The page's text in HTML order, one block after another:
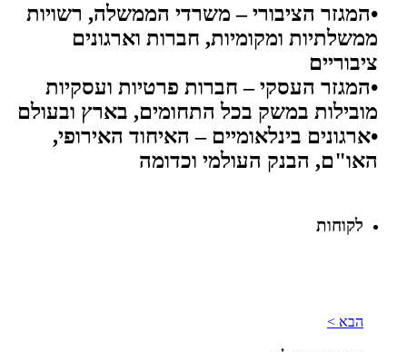
•המגזר הציבורי – משרדי הממשלה, רשויות
ממשלתיות ומקומיות, חברות וארגונים
ציבוריים
•המגזר העסקי – חברות פרטיות ועסקיות
מובילות במשק בכל התחומים, בארץ ובעולם
•ארגונים בינלאומיים – האיחוד האירופי,
האו"ם, הבנק העולמי וכדומה
לקוחות
הבא >